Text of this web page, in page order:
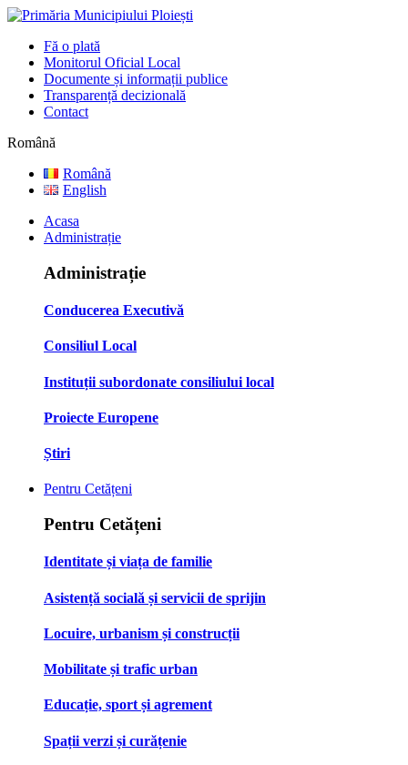
Fă o plată
Monitorul Oficial Local
Documente și informații publice
Transparență decizională
Contact
Română
Română
English
Acasa
Administrație
Administrație
Conducerea Executivă
Consiliul Local
Instituții subordonate consiliului local
Proiecte Europene
Știri
Pentru Cetățeni
Pentru Cetățeni
Identitate și viața de familie
Asistență socială și servicii de sprijin
Locuire, urbanism și construcții
Mobilitate și trafic urban
Educație, sport și agrement
Spații verzi și curățenie